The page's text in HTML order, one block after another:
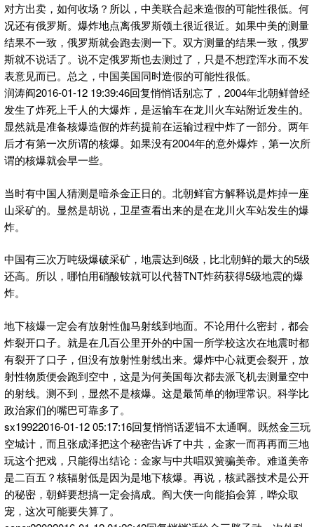
对方出卖，如何收场？所以，中美联合起来造假的可能性很低。何
况还有俄罗斯。爆炸地点离俄罗斯领土很近很近。如果中美的测量
结果不一致，俄罗斯就会跑去测一下。双方测量的结果一致，俄罗
斯就不说话了。说不定俄罗斯也去测过了，只是不想蹚浑水而不发
表意见而已。总之，中国美国同时造假的可能性很低。
润涛阎2016-01-12 19:39:46回复悄悄话别忘了，2004年北朝鲜曾经
发生了炸死上千人的大爆炸，是运输车在龙川火车站附近发生的。
显然就是准备核爆造假的炸药提前在运输过程中炸了一部分。两年
后才有第一次所谓的核爆。如果没有2004年的意外爆炸，第一次所
谓的核爆就会早一些。
当时有中国人猜测是暗杀金正日的。北朝鲜官方解释说是炸掉一座
山采矿的。显然是胡说，卫星查看出来的是在龙川火车站发生的爆
炸。
中国有三次万吨级爆破采矿，地震达到6级，比北朝鲜的最大的5级
还高。所以，哪怕用硝酸铵就可以代替TNT炸药获得5级地震的爆
炸。
地下核爆一定会有放射性伽马射线到地面。不论用什么密封，都会
炸裂开口子。就是在几百公里开外的中国一所学校这次在地震时都
有裂开了口子，但没有放射性射线出来。爆炸中心就更会裂开，放
射性物质便会跑到空中，这是为何美国每次都去派飞机去测量空中
的射线。测不到，显然不是核爆。这是最简单的物理常识。科学比
政治家们的嘴巴可靠多了。
sx19922016-01-12 05:17:16回复悄悄话逻辑不太通啊。既然金三玩
空城计，而且张成泽把这个秘密告诉了中共，金家一而再再而三地
玩这个把戏，只能得出结论：金家与中共唱双簧骗美帝。难道美帝
是二百五？核辐射低是因为是地下核爆。再说，核武器技术是公开
的秘密，朝鲜要想搞一定会搞成。阎大侠一向能掐会算，哗众取
宠，这次可能要失算了。